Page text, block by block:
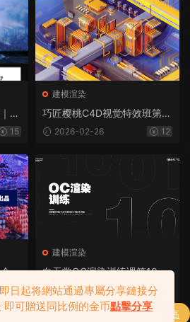
驾
高15
建模渲染
巧匠樱桃C4D视觉特效班第21
期（画质高清带素材）
2026-02-26 12
域
12
建模渲染
白无常OC渲染训练课第10期
2020年（画质高清带素材）
2026-02-26
即日起将網站通過專屬分享鏈接分
可贈送同比例的金币點擊分享
Radio電波Blender零基礎動态海報課（高